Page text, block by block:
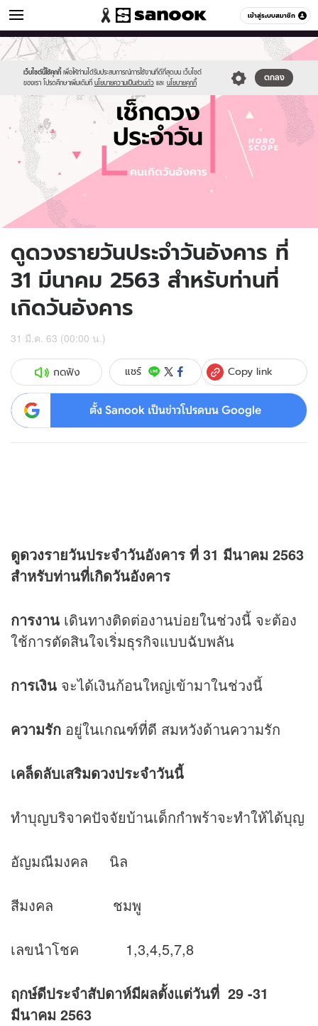
เข้าสู่ระบบสมาชิก
ดูดวง หมวดอื่นๆ
เว็บไซต์นี้ใช้คุกกี้ เพื่อให้ท่านได้รับประสบการณ์การใช้งานที่ดีที่สุดบน เว็บไซต์
ของเรา โปรดศึกษาเพิ่มเติมที่ นโยบายความเป็นส่วนตัว และ นโยบายคุกกี้
ตกลง
Sanook
//s.isanook.com/sr/0/images/logo-
new-
sanook.png
600
60
//s.isanook.com/ho/0/ud/fxd/day/daily-
horoscope-
tuesday.jpg
ดูดวงรายวันประจำวันอังคาร ที่
31 มีนาคม 2563 สำหรับท่านที่
เกิดวันอังคาร
31 มี.ค. 63 (00:00 น.)
กดฟัง แชร์ Copy link
ตั้ง Sanook เป็นข่าวโปรดบน Google
ดูดวงรายวันประจำวันอังคาร ที่ 31 มีนาคม 2563
สำหรับท่านที่เกิดวันอังคาร
การงาน เดินทางติดต่องานบ่อยในช่วงนี้ จะต้อง
ใช้การตัดสินใจเริ่มธุรกิจแบบฉับพลัน
การเงิน จะได้เงินก้อนใหญ่เข้ามาในช่วงนี้
ความรัก อยู่ในเกณฑ์ที่ดี สมหวังด้านความรัก
เคล็ดลับเสริมดวงประจำวันนี้
ทำบุญบริจาคปัจจัยบ้านเด็กกำพร้าจะทำให้ได้บุญ
อัญมณีมงคล นิล
สีมงคล ชมพู
เลขนำโชค 1,3,4,5,7,8
ฤกษ์ดีประจำสัปดาห์มีผลตั้งแต่วันที่ 29 -31
มีนาคม 2563